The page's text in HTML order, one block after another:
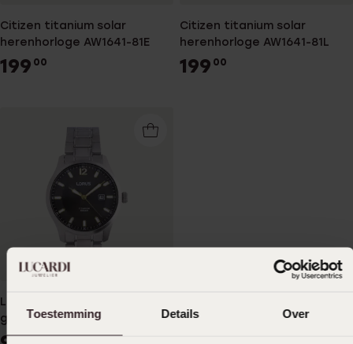
Toestemming Details Over
Citizen titanium solar
herenhorloge AW1641-81E
199 00
Citizen titanium solar
herenhorloge AW1641-81L
199 00
Lorus herenhorloge titanium
grijze plaat RH999QX9
00